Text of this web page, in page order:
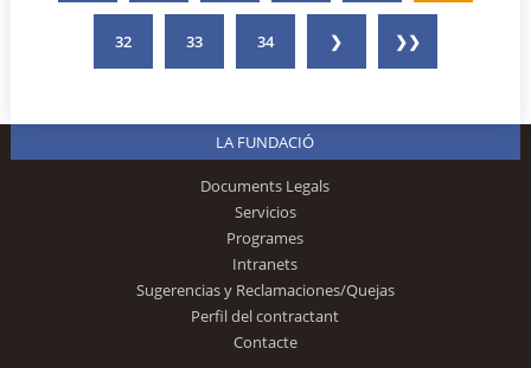
32 33 34 ❯ ❯❯
LA FUNDACIÓ
Documents Legals
Servicios
Programes
Intranets
Sugerencias y Reclamaciones/Quejas
Perfil del contractant
Contacte